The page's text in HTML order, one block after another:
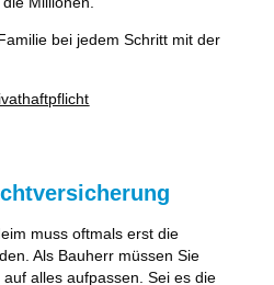
bei jedem Schritt mit der
muss oftmals erst die
Als Bauherr müssen Sie
alles aufpassen. Sei es die